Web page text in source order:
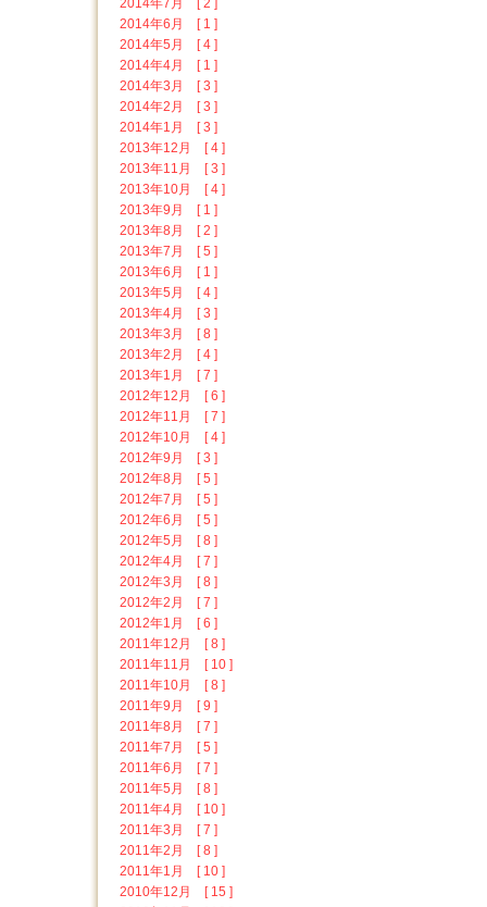
2014年7月 [ 2 ]
2014年6月 [ 1 ]
2014年5月 [ 4 ]
2014年4月 [ 1 ]
2014年3月 [ 3 ]
2014年2月 [ 3 ]
2014年1月 [ 3 ]
2013年12月 [ 4 ]
2013年11月 [ 3 ]
2013年10月 [ 4 ]
2013年9月 [ 1 ]
2013年8月 [ 2 ]
2013年7月 [ 5 ]
2013年6月 [ 1 ]
2013年5月 [ 4 ]
2013年4月 [ 3 ]
2013年3月 [ 8 ]
2013年2月 [ 4 ]
2013年1月 [ 7 ]
2012年12月 [ 6 ]
2012年11月 [ 7 ]
2012年10月 [ 4 ]
2012年9月 [ 3 ]
2012年8月 [ 5 ]
2012年7月 [ 5 ]
2012年6月 [ 5 ]
2012年5月 [ 8 ]
2012年4月 [ 7 ]
2012年3月 [ 8 ]
2012年2月 [ 7 ]
2012年1月 [ 6 ]
2011年12月 [ 8 ]
2011年11月 [ 10 ]
2011年10月 [ 8 ]
2011年9月 [ 9 ]
2011年8月 [ 7 ]
2011年7月 [ 5 ]
2011年6月 [ 7 ]
2011年5月 [ 8 ]
2011年4月 [ 10 ]
2011年3月 [ 7 ]
2011年2月 [ 8 ]
2011年1月 [ 10 ]
2010年12月 [ 15 ]